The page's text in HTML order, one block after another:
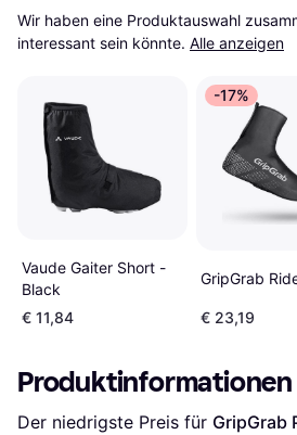
Wir haben eine Produktauswahl
interessant sein könnte. Alle anzeigen
Vaude Gaiter Short -
Black
€ 11,84
-17%
GripGrab
€ 23,19
Produktinformationen
Der niedrigste Preis für GripGrab